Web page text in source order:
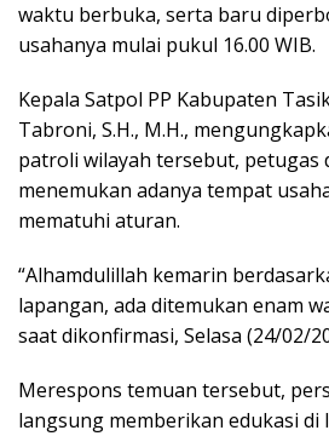
waktu berbuka, serta baru
usahanya mulai pukul 16.00 WIB.
Kepala Satpol PP Kabupaten
Tabroni, S.H., M.H.,
patroli wilayah tersebut, petugas
menemukan adanya tempat
mematuhi aturan.
“Alhamdulillah kemarin
lapangan, ada ditemukan enam
saat dikonfirmasi, Selasa (24/02/
Merespons temuan tersebut,
langsung memberikan edukasi